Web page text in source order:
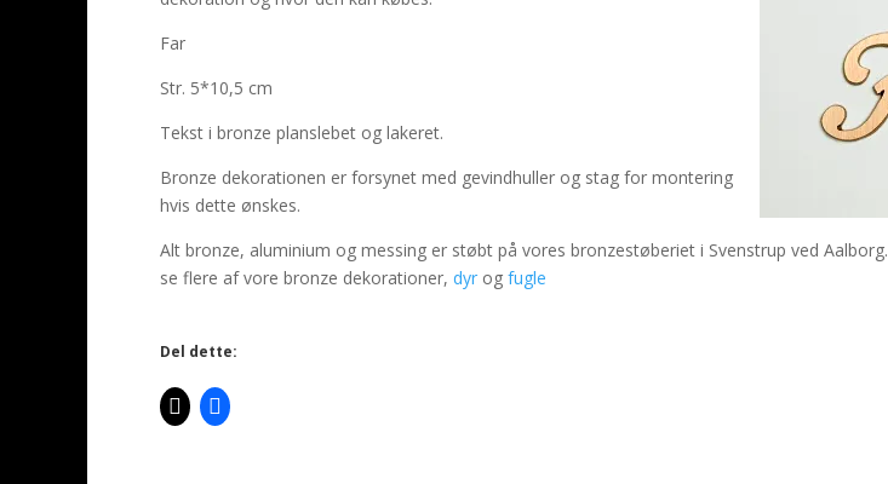
Far
Str. 5*10,5 cm
Tekst i bronze planslebet og lakeret.
Bronze dekorationen er forsynet med gevindhuller og stag for montering
hvis dette ønskes.
Alt bronze, aluminium og messing er støbt på vores bronzestøberiet i Svenstrup ved Aalborg.
se flere af vore bronze dekorationer, dyr og fugle
Del dette: